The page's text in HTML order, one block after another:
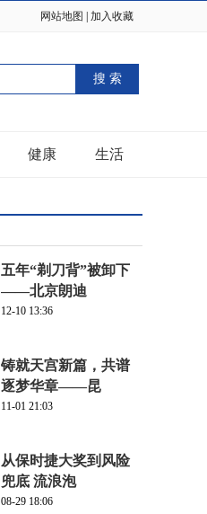
网站地图 加入收藏
健康 生活
五年“剃刀背”被卸下
——北京朗迪
12-10 13:36
铸就天宫新篇，共谱
逐梦华章——昆
11-01 21:03
从保时捷大奖到风险
兜底 流浪泡
08-29 18:06